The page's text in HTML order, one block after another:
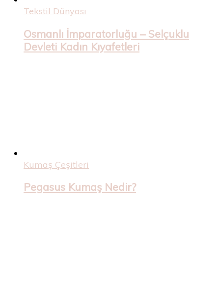
Tekstil Dünyası
Osmanlı İmparatorluğu – Selçuklu
Devleti Kadın Kıyafetleri
Kumaş Çeşitleri
Pegasus Kumaş Nedir?